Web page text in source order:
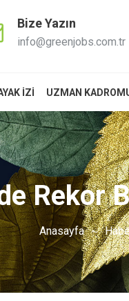
Bize Yazın
info@greenjobs.com.tr
İZİ UZMAN
Rekor
Anasayfa